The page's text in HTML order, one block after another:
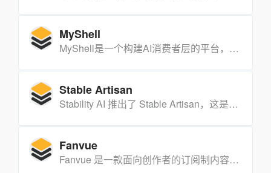
MyShell
MyShell是一个构建AI消费者层的平台，旨在连接用户、创作者和开源AI研究者。它利用最先进的生成性AI模型，使用户能够快速将想法转化为AI原生应用。
Stable Artisan
Stability AI 推出了 Stable Artisan，这是一款支持使用 Developer Platform API 创建高质量媒体的 AI 工具，包含 Stable Diffusion 3 等高级模型，能够生成和编辑图像，并支持多种图像处理功能，以及用文字或图像创作精细视频。
Fanvue
Fanvue 是一款面向创作者的订阅制内容平台，创作者可以通过该平台发布图文、视频、音频等内容，并向订阅用户收取费用。用户可以通过订阅不同创作者的内容，获得独家内容、互动交流等权益。